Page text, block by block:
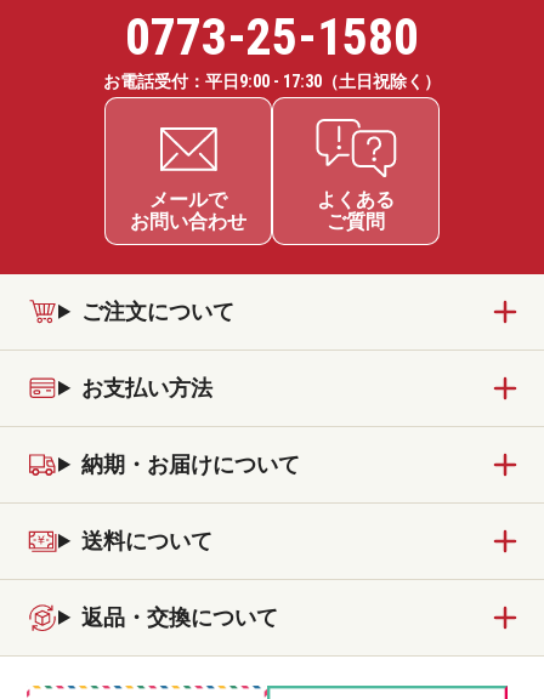
0773-25-1580
お電話受付：平日 9:00 - 17:30 （土日祝除く）
ご注文について
お支払い方法
納期・お届けについて
送料について
返品・交換について